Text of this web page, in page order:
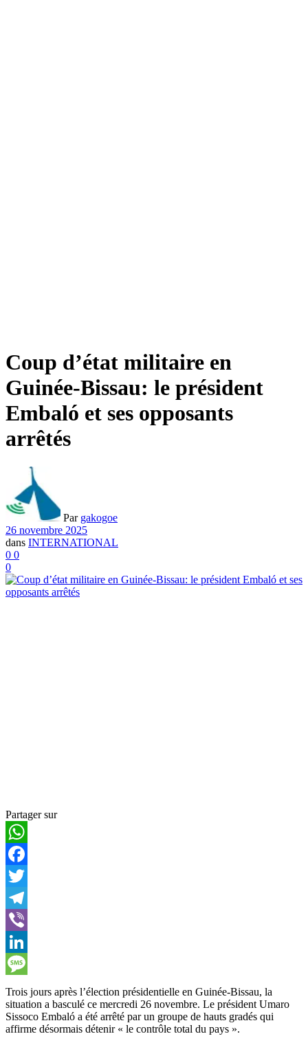
Coup d’état militaire en
Guinée-Bissau: le président
Embaló et ses opposants
arrêtés
Par gakogoe
26 novembre 2025
dans INTERNATIONAL
0 0
0
Partager sur
WhatsApp
Facebook
Twitter
Telegram
Viber
LinkedIn
Message
Trois jours après l’élection présidentielle en Guinée-Bissau, la
situation a basculé ce mercredi 26 novembre. Le président Umaro
Sissoco Embaló a été arrêté par un groupe de hauts gradés qui
affirme désormais détenir « le contrôle total du pays ».